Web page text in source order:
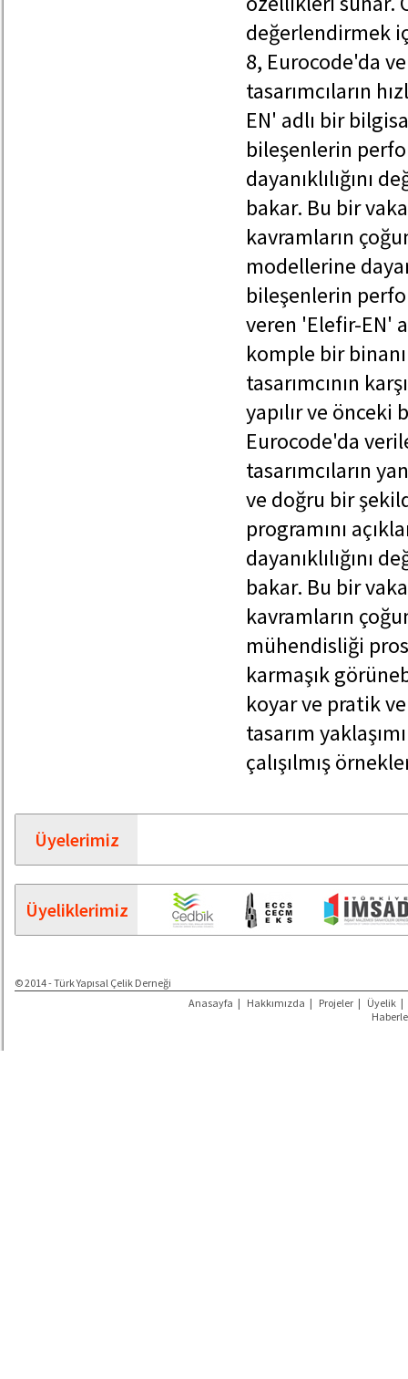
değerlendirmek
8, Eurocode'da
tasarımcıların
EN' adlı bir
bileşenlerin
dayanıklılığını
bakar. Bu bir
kavramların
modellerine
bileşenlerin
veren 'Elefir-EN'
komple bir
tasarımcının
yapılır ve
Eurocode'da
tasarımcıların
ve doğru bir
programını
dayanıklılığını
bakar. Bu bir
kavramların
mühendisliği
karmaşık
koyar ve pratik
tasarım
çalışılmış
Üyelerimiz
Üyeliklerimiz
© 2014 - Türk Yapısal Çelik Derneği
Anasayfa | Hakkımızda | Projeler | Üyelik |